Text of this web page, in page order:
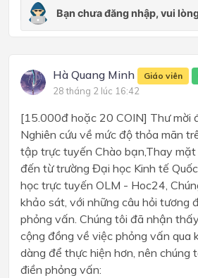
Hà Quang Minh Giáo viên
28 tháng 2 lúc 16:42
[15.000đ hoặc 20 COIN] Thư mời
Nghiên cứu về mức độ thỏa mãn
tập trực tuyến Chào bạn,Thay mặt
đến từ trường Đại học Kinh tế
học trực tuyến OLM - Hoc24,
khảo sát, với những câu hỏi tương
phỏng vấn. Chúng tôi đã nhận
cộng đồng về việc phỏng vấn qua
dàng để thực hiện hơn, nên chúng
điền phỏng vấn: